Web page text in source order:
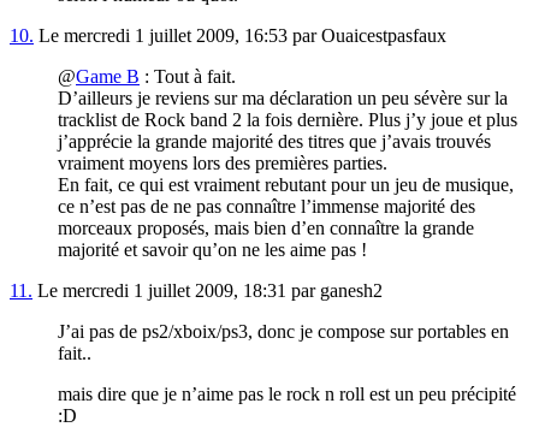
10. Le mercredi 1 juillet 2009, 16:53 par Ouaicestpasfaux
@Game B : Tout à fait.
D’ailleurs je reviens sur ma déclaration un peu sévère sur la
tracklist de Rock band 2 la fois dernière. Plus j’y joue et plus
j’apprécie la grande majorité des titres que j’avais trouvés
vraiment moyens lors des premières parties.
En fait, ce qui est vraiment rebutant pour un jeu de musique,
ce n’est pas de ne pas connaître l’immense majorité des
morceaux proposés, mais bien d’en connaître la grande
majorité et savoir qu’on ne les aime pas !
11. Le mercredi 1 juillet 2009, 18:31 par ganesh2
J’ai pas de ps2/xboix/ps3, donc je compose sur portables en
fait..
mais dire que je n’aime pas le rock n roll est un peu précipité
:D